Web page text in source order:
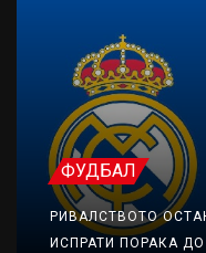
ФУДБАЛ
РИВАЛСТВОТО
ИСПРАТИ ПОРАКА